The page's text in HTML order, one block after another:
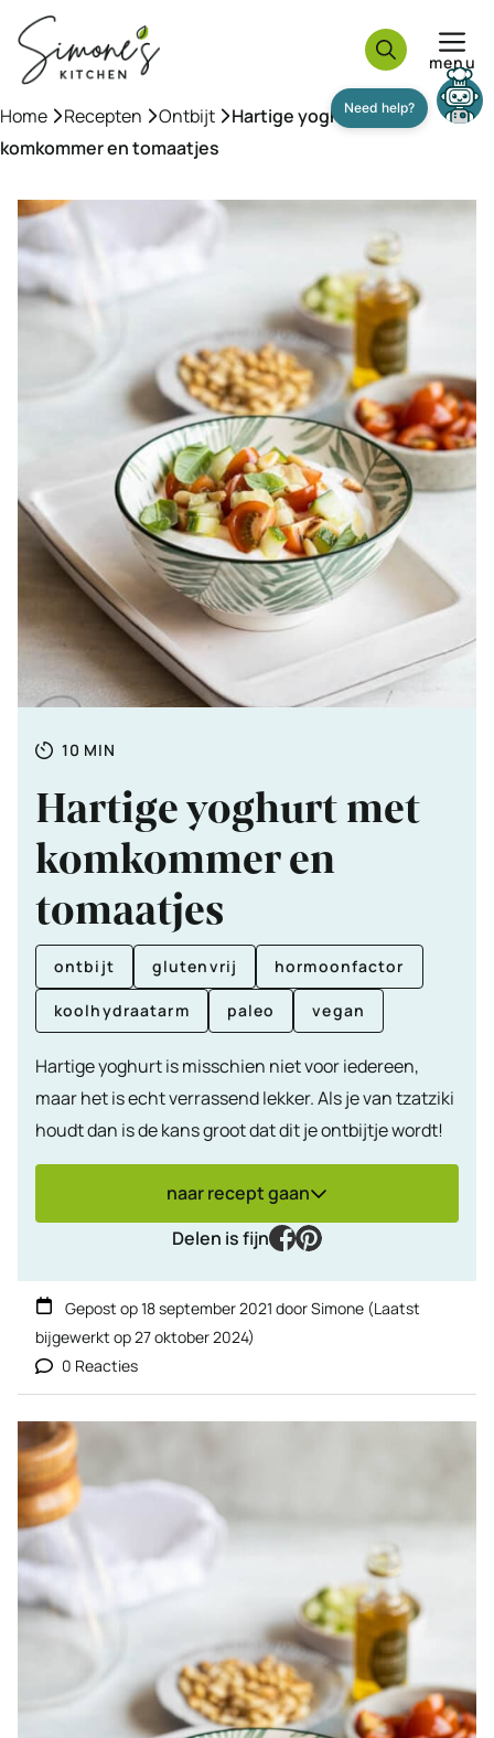
naar
inhoud
menu
Home »Recepten »Ontbijt »Hartige yoghurt met
komkommer en tomaatjes
Totale
10 MINUTEN
MIN
Hartige yoghurt met
komkommer en
tomaatjes
ontbijt glutenvrij hormoonfactor
koolhydraatarm paleo vegan
Hartige yoghurt is misschien niet voor iedereen,
maar het is echt verrassend lekker. Als je van tzatziki
houdt dan is de kans groot dat dit je ontbijtje wordt!
naar recept gaan
Delen is fijn
facebook
pinterest
Gepost op18 september 2021 doorSimone (Laatst
bijgewerkt op27 oktober 2024)
0 Reacties